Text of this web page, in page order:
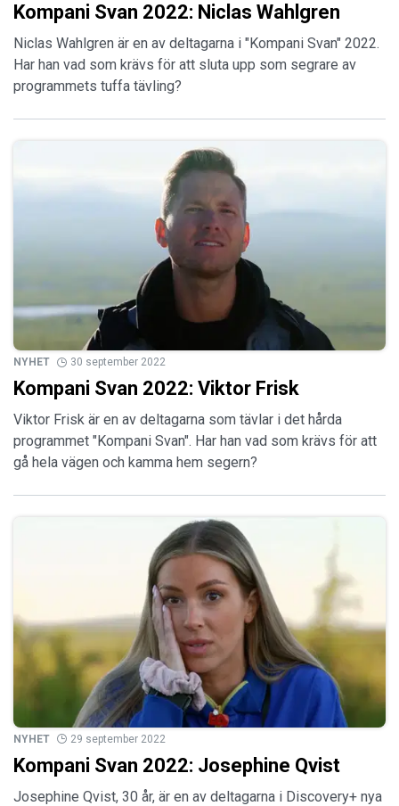
Kompani Svan 2022: Niclas Wahlgren
Niclas Wahlgren är en av deltagarna i "Kompani Svan" 2022.
Har han vad som krävs för att sluta upp som segrare av
programmets tuffa tävling?
NYHET 30 september 2022
Kompani Svan 2022: Viktor Frisk
Viktor Frisk är en av deltagarna som tävlar i det hårda
programmet "Kompani Svan". Har han vad som krävs för att
gå hela vägen och kamma hem segern?
NYHET 29 september 2022
Kompani Svan 2022: Josephine Qvist
Josephine Qvist, 30 år, är en av deltagarna i Discovery+ nya